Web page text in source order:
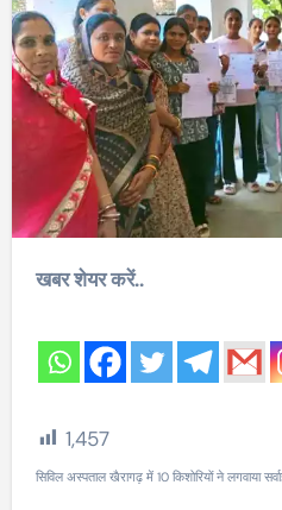
खबर शेयर करें..
1,457
सिविल अस्पताल खैरागढ़ में 10 किशोरियों ने लगवाया